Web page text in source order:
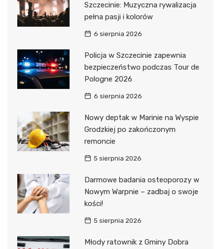
Szczecinie: Muzyczna rywalizacja
pełna pasji i kolorów
6 sierpnia 2026
Policja w Szczecinie zapewnia
bezpieczeństwo podczas Tour de
Pologne 2026
6 sierpnia 2026
Nowy deptak w Marinie na Wyspie
Grodzkiej po zakończonym
remoncie
5 sierpnia 2026
Darmowe badania osteoporozy w
Nowym Warpnie – zadbaj o swoje
kości!
5 sierpnia 2026
Młody ratownik z Gminy Dobra